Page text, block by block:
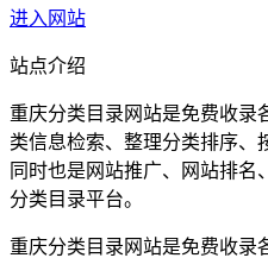
进入网站
站点介绍
重庆分类目录网站是免费收
类信息检索、整理分类排序、
同时也是网站推广、网站排名
分类目录平台。
重庆分类目录网站是免费收